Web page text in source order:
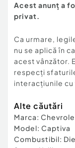
Acest anunț a
privat.
Ca urmare,
nu se aplică în
acest vânzător.
respecți
interacțiunile cu
Alte căutări
Marca:
Model: Captiva
Combustibil: